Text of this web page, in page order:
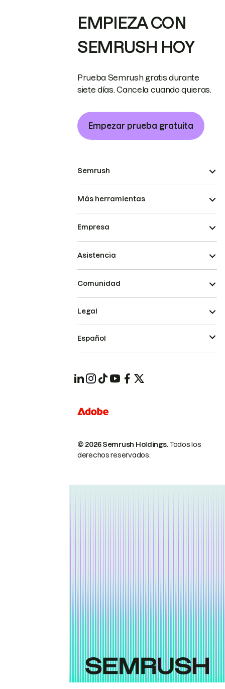
EMPIEZA CON
SEMRUSH HOY
Prueba Semrush gratis durante
siete días. Cancela cuando quieras.
Empezar prueba gratuita
Semrush
Más herramientas
Empresa
Asistencia
Comunidad
© 2026 Semrush Holdings.Todos los
derechos reservados.
Legal
Español